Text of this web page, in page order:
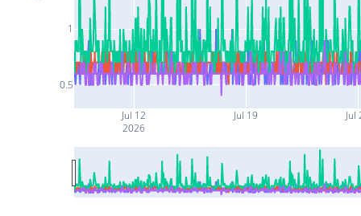
Jul 12
2026
Jul 19 Jul
0.5
1